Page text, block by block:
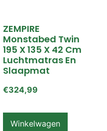
ZEMPIRE
Monstabed Twin
195 X 135 X 42 Cm
Luchtmatras En
Slaapmat
€324,99
Winkelwagen